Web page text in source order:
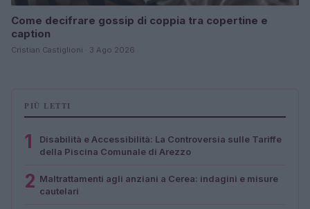
Come decifrare gossip di coppia tra copertine e
caption
Cristian Castiglioni · 3 Ago 2026
PIÙ LETTI
1
Disabilità e Accessibilità: La Controversia sulle Tariffe
della Piscina Comunale di Arezzo
2 Maltrattamenti agli anziani a Cerea: indagini e misure
cautelari